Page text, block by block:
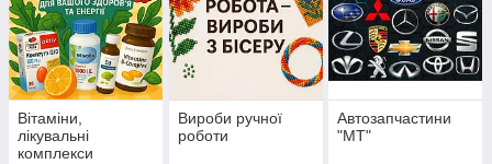
Вітаміни,
лікувальні
комплекси
Вироби ручної
роботи
Автозапчастини
"МТ"